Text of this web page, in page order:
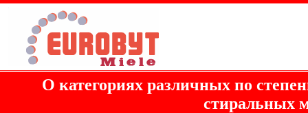
О категориях различных по
стиральных